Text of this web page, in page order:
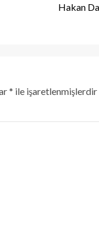
Hakan
* ile işaretlenmişlerdir